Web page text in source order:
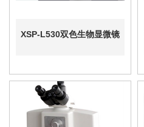
XSP-L530双色生物显微镜